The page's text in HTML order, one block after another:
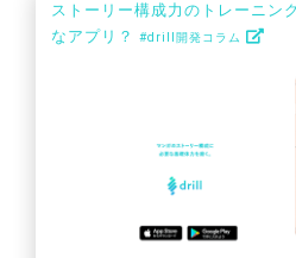
ストーリー構成力のトレーニン
なアプリ？ #drill開発コラム